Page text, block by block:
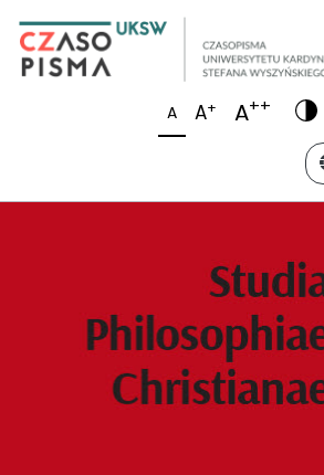
A A+ A++